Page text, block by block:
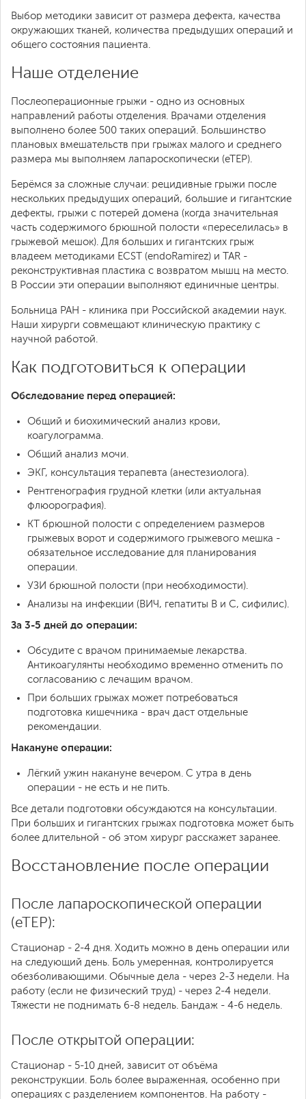
Выбор методики зависит от размера дефекта, качества
окружающих тканей, количества предыдущих операций и
общего состояния пациента.
Наше отделение
Послеоперационные грыжи - одно из основных
направлений работы отделения. Врачами отделения
выполнено более 500 таких операций. Большинство
плановых вмешательств при грыжах малого и среднего
размера мы выполняем лапароскопически (eTEP).
Берёмся за сложные случаи: рецидивные грыжи после
нескольких предыдущих операций, большие и гигантские
дефекты, грыжи с потерей домена (когда значительная
часть содержимого брюшной полости «переселилась» в
грыжевой мешок). Для больших и гигантских грыж
владеем методиками ECST (endoRamirez) и TAR -
реконструктивная пластика с возвратом мышц на место.
В России эти операции выполняют единичные центры.
Больница РАН - клиника при Российской академии наук.
Наши хирурги совмещают клиническую практику с
научной работой.
Как подготовиться к операции
Обследование перед операцией:
Общий и биохимический анализ крови,
коагулограмма.
Общий анализ мочи.
ЭКГ, консультация терапевта (анестезиолога).
Рентгенография грудной клетки (или актуальная
флюорография).
КТ брюшной полости с определением размеров
грыжевых ворот и содержимого грыжевого мешка -
обязательное исследование для планирования
операции.
УЗИ брюшной полости (при необходимости).
Анализы на инфекции (ВИЧ, гепатиты B и C, сифилис).
За 3-5 дней до операции:
Обсудите с врачом принимаемые лекарства.
Антикоагулянты необходимо временно отменить по
согласованию с лечащим врачом.
При больших грыжах может потребоваться
подготовка кишечника - врач даст отдельные
рекомендации.
Накануне операции:
Лёгкий ужин накануне вечером. С утра в день
операции - не есть и не пить.
Все детали подготовки обсуждаются на консультации.
При больших и гигантских грыжах подготовка может быть
более длительной - об этом хирург расскажет заранее.
Восстановление после операции
После лапароскопической операции
(eTEP):
Стационар - 2-4 дня. Ходить можно в день операции или
на следующий день. Боль умеренная, контролируется
обезболивающими. Обычные дела - через 2-3 недели. На
работу (если не физический труд) - через 2-4 недели.
Тяжести не поднимать 6-8 недель. Бандаж - 4-6 недель.
После открытой операции:
Стационар - 5-10 дней, зависит от объёма
реконструкции. Боль более выраженная, особенно при
операциях с разделением компонентов. На работу -